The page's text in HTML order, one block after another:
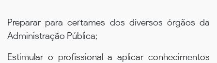
Preparar para certames dos diversos órgãos da
Administração Pública;
Estimular o profissional a aplicar conhecimentos